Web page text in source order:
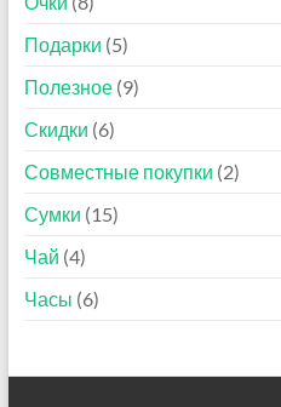
Подарки (5)
Полезное(9)
Скидки (6)
Совместные покупки (2)
Сумки (15)
Чай (4)
Часы (6)